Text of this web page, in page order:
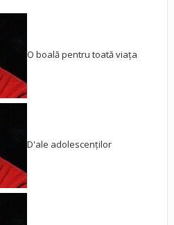
O boală pentru toată viața
D'ale adolescenților